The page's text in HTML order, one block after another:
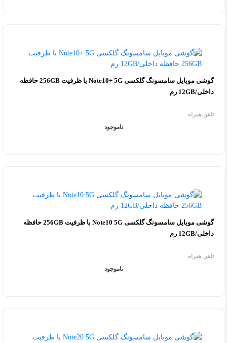
گوشی موبایل سامسونگ گلکسی Note10+ 5G با ظرفیت 256GB حافظه
داخلی/12GB رم
تلفن همراه
ناموجود
گوشی موبایل سامسونگ گلکسی Note10 5G با ظرفیت 256GB حافظه
داخلی/12GB رم
تلفن همراه
ناموجود